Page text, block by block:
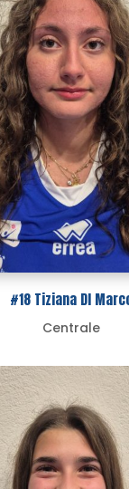
#18 Tiziana DI
Centrale